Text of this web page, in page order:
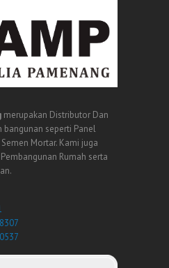
merupakan Distributor Dan
bangunan seperti Panel
Mortar. Kami juga
Rumah serta